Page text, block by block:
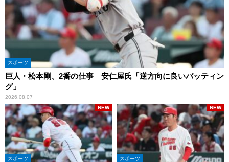
スポーツ
巨人・松本剛、2番の仕事 安仁屋氏「逆方向に良いバッティン
グ」
2026.08.07
スポーツ
NEW
スポーツ
NEW